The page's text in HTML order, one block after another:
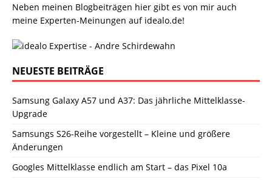
Neben meinen Blogbeiträgen hier gibt es von mir auch
meine Experten-Meinungen auf idealo.de!
NEUESTE BEITRÄGE
Samsung Galaxy A57 und A37: Das jährliche Mittelklasse-
Upgrade
Samsungs S26-Reihe vorgestellt – Kleine und größere
Änderungen
Googles Mittelklasse endlich am Start – das Pixel 10a